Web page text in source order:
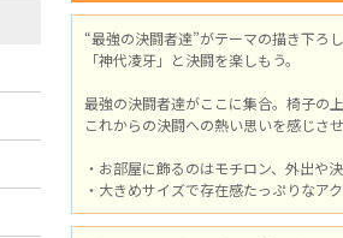
“最強の決闘者達”がテーマの描き下ろ
「神代凌牙」と決闘を楽しもう。
最強の決闘者達がここに集合。椅子の
これからの決闘への熱い思いを感じさ
・お部屋に飾るのはモチロン、外出や
・大きめサイズで存在感たっぷりなア